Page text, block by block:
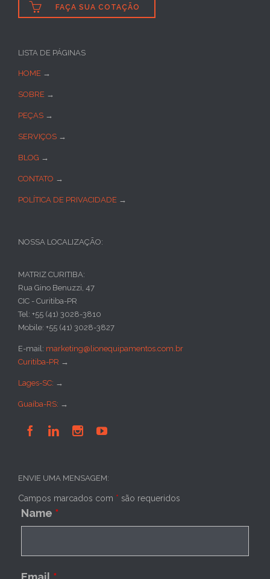
 FAÇA SUA COTAÇÃO
LISTA DE PÁGINAS
HOME →
SOBRE →
PEÇAS →
SERVIÇOS →
BLOG →
CONTATO →
POLÍTICA DE PRIVACIDADE →
NOSSA LOCALIZAÇÃO:
MATRIZ CURITIBA:
Rua Gino Benuzzi, 47
CIC - Curitiba-PR
Tel: +55 (41) 3028-3810
Mobile: +55 (41) 3028-3827
E-mail: marketing@lionequipamentos.com.br
Curitiba-PR →
Lages-SC: →
Guaíba-RS: →
   
ENVIE UMA MENSAGEM:
Campos marcados com * são requeridos
Name *